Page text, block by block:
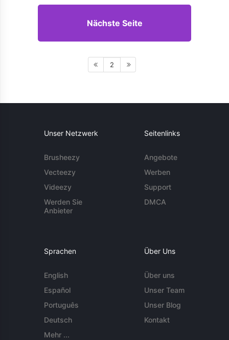
Nächste Seite
2
Unser Netzwerk
Brusheezy
Vecteezy
Videezy
Werden Sie
Anbieter
Seitenlinks
Angebote
Werben
Support
DMCA
Sprachen
English
Español
Português
Deutsch
Mehr ...
Über Uns
Über uns
Unser Team
Unser Blog
Kontakt